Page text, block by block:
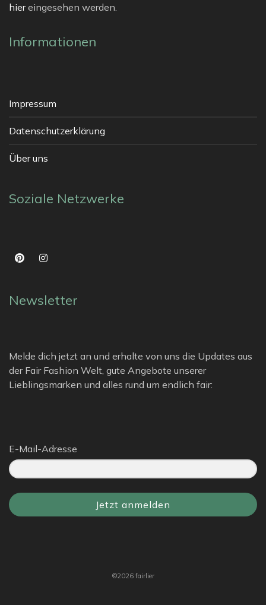
hiereingesehen werden.
Informationen
Impressum
Datenschutzerklärung
Über uns
Soziale Netzwerke
Newsletter
Melde dich jetzt an und erhalte von uns die Updates aus
der Fair Fashion Welt, gute Angebote unserer
Lieblingsmarken und alles rund um endlich fair:
E-Mail-Adresse
Jetzt anmelden
©2026 fairlier